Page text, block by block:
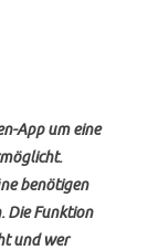
App um eine
benötigen
Die Funktion
und wer